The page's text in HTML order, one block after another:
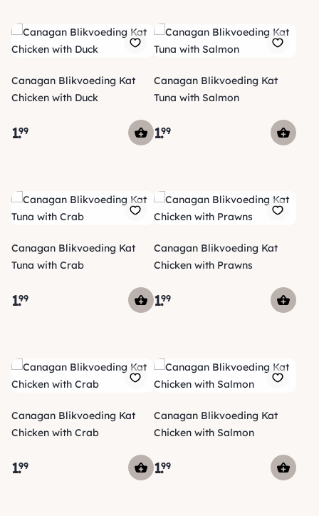
Canagan Blikvoeding Kat
Chicken with Duck
1.99
Canagan Blikvoeding Kat
Tuna with Salmon
1.99
Canagan Blikvoeding Kat
Tuna with Crab
1.99
Canagan Blikvoeding Kat
Chicken with Prawns
1.99
Canagan Blikvoeding Kat
Chicken with Crab
1.99
Canagan Blikvoeding Kat
Chicken with Salmon
1.99